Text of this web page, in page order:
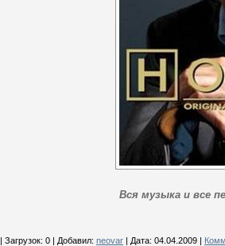
Вся музыка и все
| Загрузок: 0 | Добавил: neovar | Дата: 04.04.2009 |